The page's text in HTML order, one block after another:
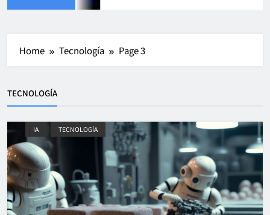
Home Tecnología Page 3
TECNOLOGÍA
IA TECNOLOGÍA